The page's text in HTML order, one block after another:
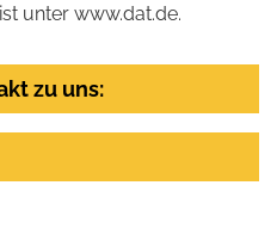
unter www.dat.de.
zu uns: